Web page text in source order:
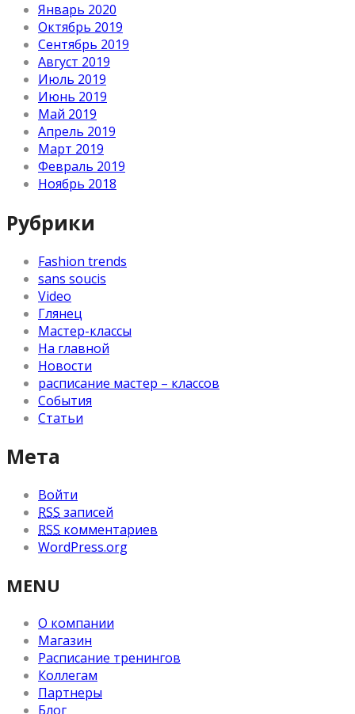
Январь 2020
Октябрь 2019
Сентябрь 2019
Август 2019
Июль 2019
Июнь 2019
Май 2019
Апрель 2019
Март 2019
Февраль 2019
Ноябрь 2018
Рубрики
Fashion trends
sans soucis
Video
Глянец
Мастер-классы
На главной
Новости
расписание мастер – классов
События
Статьи
Мета
Войти
RSS записей
RSS комментариев
WordPress.org
MENU
О компании
Магазин
Расписание тренингов
Коллегам
Партнеры
Блог